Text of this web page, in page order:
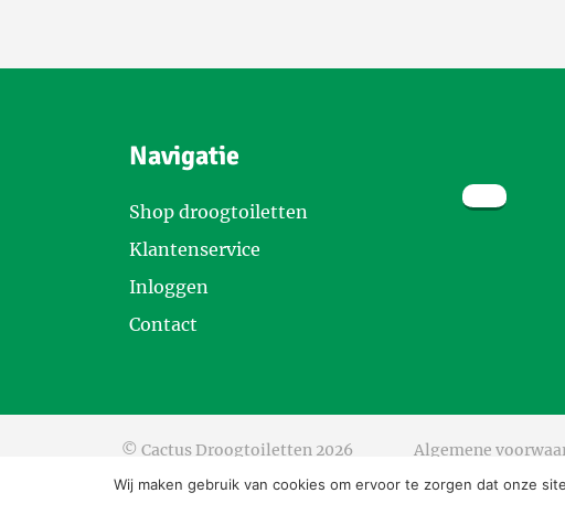
Navigatie
Shop droogtoiletten
Klantenservice
Inloggen
Contact
© Cactus Droogtoiletten 2026 Algemene
Wij maken gebruik van cookies om ervoor te zorgen dat onze